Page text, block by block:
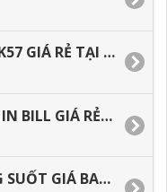
MUA GIẤY IN BILL K57 GIÁ RẺ TẠI HCM, GIAO HÀNG NHANH
ĐỊA CHỈ MUA GIẤY IN BILL GIÁ RẺ, GIAO HÀNG NHANH MUA BAO NHIÊU CŨNG CÓ.
KEO EPOXY TRONG SUỐT GIÁ BAO NHIÊU, ĐỊA CHỈ MUA HÀNG GIÁ RẺ TẠI HCM.